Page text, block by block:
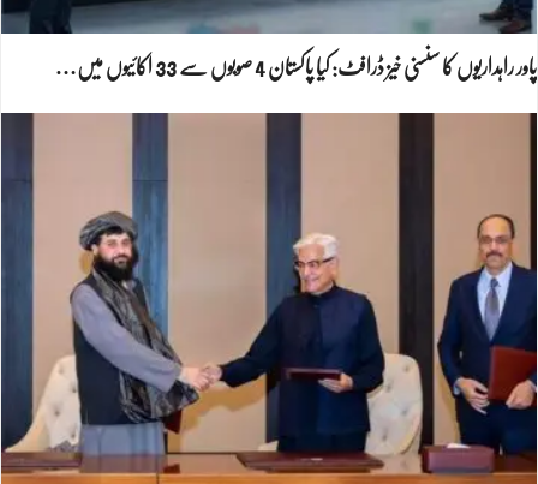
پاور راہداریوں کا سنسنی خیز ڈرافٹ: کیا پاکستان 4 صوبوں سے 33 اکائیوں میں…